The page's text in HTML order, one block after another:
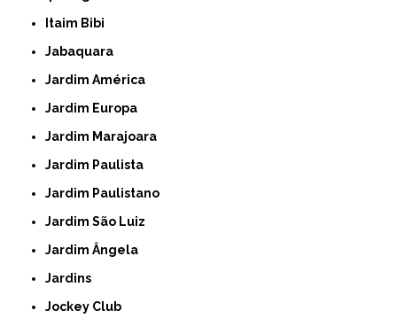
Itaim Bibi
Jabaquara
Jardim América
Jardim Europa
Jardim Marajoara
Jardim Paulista
Jardim Paulistano
Jardim São Luiz
Jardim Ângela
Jardins
Jockey Club